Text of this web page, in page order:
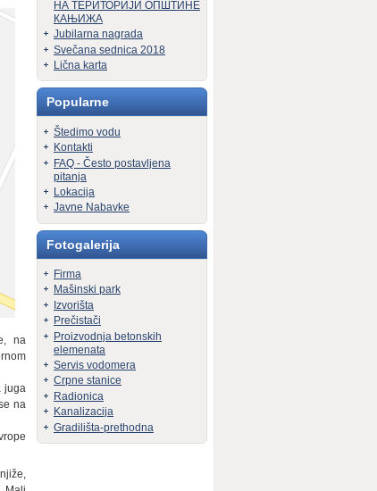
na
juga
na
НА ТЕРИТОРИЈИ ОПШТИНЕ
КАЊИЖА
Jubilarna nagrada
Svečana sednica 2018
Lična karta
Popularne
Štedimo vodu
Kontakti
FAQ - Često postavljena
pitanja
Lokacija
Javne Nabavke
Fotogalerija
Firma
Mašinski park
Izvorišta
Prečistači
Proizvodnja betonskih
elemenata
Servis vodomera
Crpne stanice
Radionica
Kanalizacija
Gradilišta-prethodna